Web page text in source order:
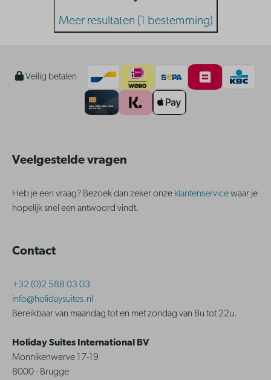
Meer resultaten (1 bestemming)
Veilig betalen
Veelgestelde vragen
Heb je een vraag? Bezoek dan zeker onze klantenservicewaar je
hopelijk snel een antwoord vindt.
Contact
+32 (0)2 588 03 03
info@holidaysuites.nl
Bereikbaar van maandag tot en met zondag van 8u tot 22u.
Holiday Suites International BV
Monnikenwerve 17-19
8000 - Brugge